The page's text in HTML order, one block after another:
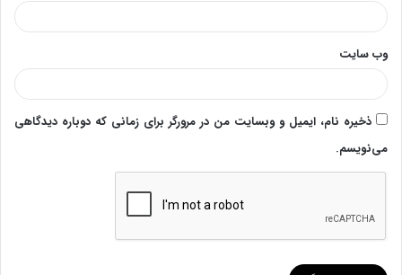
وب‌ سایت
ذخیره نام، ایمیل و وبسایت من در مرورگر برای زمانی که دوباره دیدگاهی
می‌نویسم.